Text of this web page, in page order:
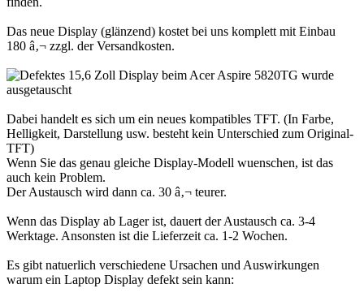
Das neue Display (glänzend) kostet bei uns komplett mit Einbau
180 â‚¬ zzgl. der Versandkosten.
Dabei handelt es sich um ein neues kompatibles TFT. (In Farbe,
Helligkeit, Darstellung usw. besteht kein Unterschied zum Original-
TFT)
Wenn Sie das genau gleiche Display-Modell wuenschen, ist das
auch kein Problem.
Der Austausch wird dann ca. 30 â‚¬ teurer.
Wenn das Display ab Lager ist, dauert der Austausch ca. 3-4
Werktage. Ansonsten ist die Lieferzeit ca. 1-2 Wochen.
Es gibt natuerlich verschiedene Ursachen und Auswirkungen
warum ein Laptop Display defekt sein kann: